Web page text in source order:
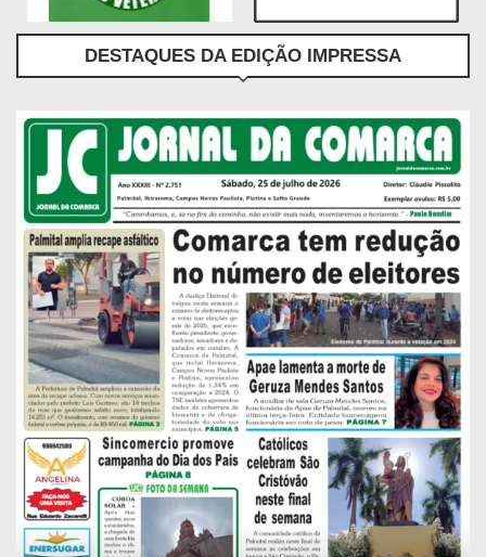
DESTAQUES DA EDIÇÃO IMPRESSA